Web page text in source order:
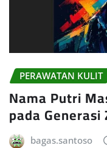
PERAWATAN KULIT
Nama Putri
pada Generasi
bagas.santoso